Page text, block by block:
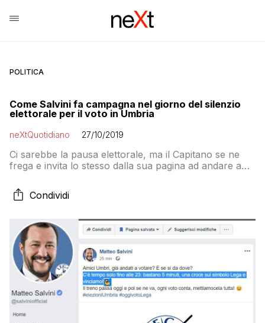
POLITICA
Come Salvini fa campagna nel giorno del silenzio
elettorale per il voto in Umbria
neXtQuotidiano 27/10/2019
Ci sarebbe la pausa elettorale, ma il Capitano se ne
frega e invita lo stesso dalla sua pagina ad andare a
Condividi